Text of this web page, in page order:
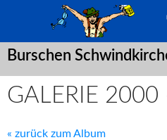
Burschen
ZUM
INHALT
GALERIE
« zurück zum Album